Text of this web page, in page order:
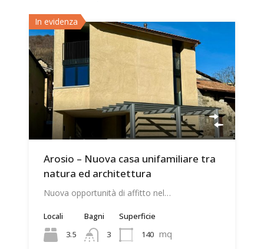
In evidenza
Arosio – Nuova casa unifamiliare tra
natura ed architettura
Nuova opportunità di affitto nel…
Locali
3.5
Bagni
3
Superficie
140 mq